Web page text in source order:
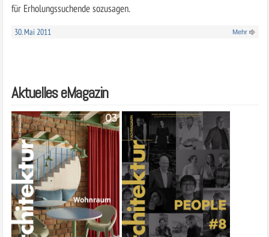
für Erholungssuchende sozusagen.
30. Mai 2011 Mehr
Aktuelles eMagazin